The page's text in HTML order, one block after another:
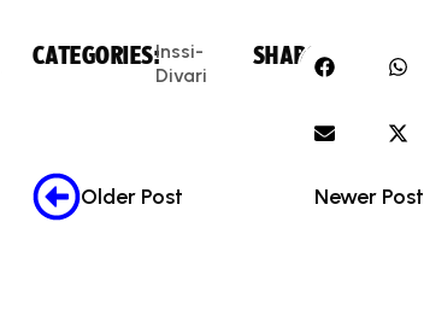
CATEGORIES:Inssi-
Divari
SHARE:
Older Post Newer Post